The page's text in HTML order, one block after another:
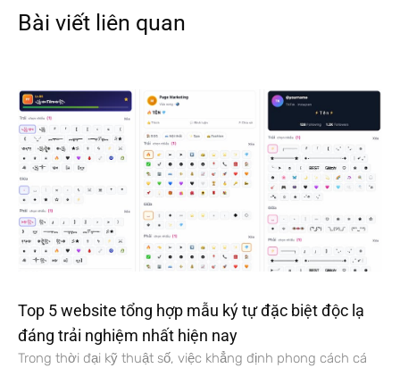
Bài viết liên quan
Top 5 website tổng hợp mẫu ký tự đặc biệt độc lạ
đáng trải nghiệm nhất hiện nay
Trong thời đại kỹ thuật số, việc khẳng định phong cách cá